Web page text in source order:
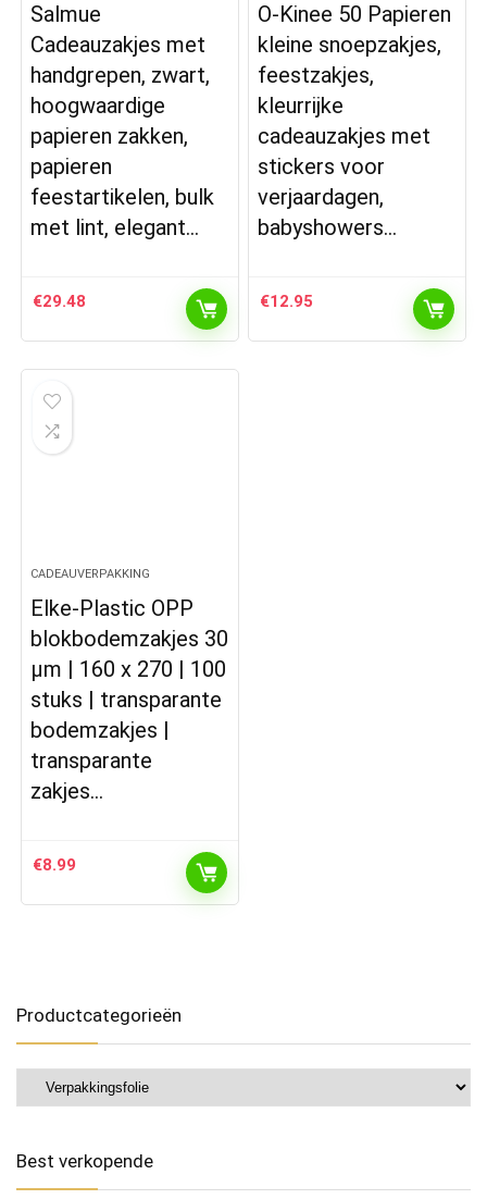
Salmue
Cadeauzakjes met
handgrepen, zwart,
hoogwaardige
papieren zakken,
papieren
feestartikelen, bulk
met lint, elegant…
€29.48
O-Kinee 50 Papieren
kleine snoepzakjes,
feestzakjes,
kleurrijke
cadeauzakjes met
stickers voor
verjaardagen,
babyshowers…
€12.95
CADEAUVERPAKKING
Elke-Plastic OPP
blokbodemzakjes 30
μm | 160 x 270 | 100
stuks | transparante
bodemzakjes |
transparante
zakjes…
€8.99
Productcategorieën
Best verkopende